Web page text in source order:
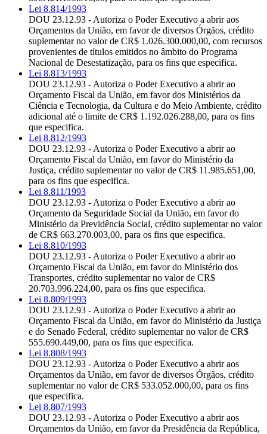
Lei 8.814/1993
DOU 23.12.93 - Autoriza o Poder Executivo a abrir aos
Orçamentos da União, em favor de diversos Órgãos, crédito
suplementar no valor de CR$ 1.026.300.000,00, com recursos
provenientes de títulos emitidos no âmbito do Programa
Nacional de Desestatização, para os fins que especifica.
Lei 8.813/1993
DOU 23.12.93 - Autoriza o Poder Executivo a abrir ao
Orçamento Fiscal da União, em favor dos Ministérios da
Ciência e Tecnologia, da Cultura e do Meio Ambiente, crédito
adicional até o limite de CR$ 1.192.026.288,00, para os fins
que especifica.
Lei 8.812/1993
DOU 23.12.93 - Autoriza o Poder Executivo a abrir ao
Orçamento Fiscal da União, em favor do Ministério da
Justiça, crédito suplementar no valor de CR$ 11.985.651,00,
para os fins que especifica.
Lei 8.811/1993
DOU 23.12.93 - Autoriza o Poder Executivo a abrir ao
Orçamento da Seguridade Social da União, em favor do
Ministério da Previdência Social, crédito suplementar no valor
de CR$ 663.270.003,00, para os fins que especifica.
Lei 8.810/1993
DOU 23.12.93 - Autoriza o Poder Executivo a abrir ao
Orçamento Fiscal da União, em favor do Ministério dos
Transportes, crédito suplementar no valor de CR$
20.703.996.224,00, para os fins que especifica.
Lei 8.809/1993
DOU 23.12.93 - Autoriza o Poder Executivo a abrir ao
Orçamento Fiscal da União, em favor do Ministério da Justiça
e do Senado Federal, crédito suplementar no valor de CR$
555.690.449,00, para os fins que especifica.
Lei 8.808/1993
DOU 23.12.93 - Autoriza o Poder Executivo a abrir aos
Orçamentos da União, em favor de diversos Órgãos, crédito
suplementar no valor de CR$ 533.052.000,00, para os fins
que especifica.
Lei 8.807/1993
DOU 23.12.93 - Autoriza o Poder Executivo a abrir aos
Orçamentos da União, em favor da Presidência da República,